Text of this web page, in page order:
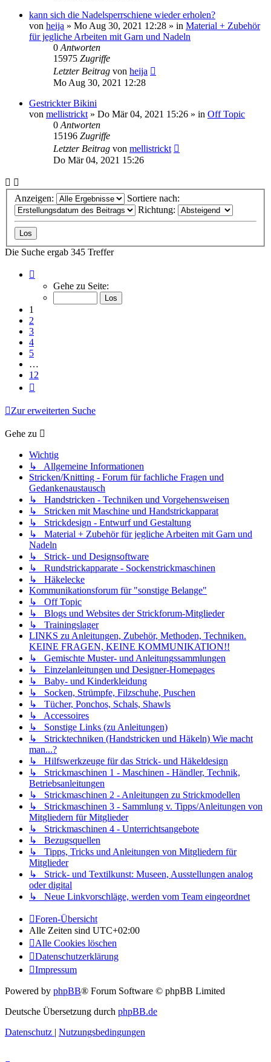
kann sich die Nadelsperrschiene wieder erholen?
von heija » Mo Aug 30, 2021 12:28 » in Material + Zubehör
für jegliche Arbeiten mit Garn und Nadeln
0 Antworten
15975 Zugriffe
Letzter Beitrag von heija
Mo Aug 30, 2021 12:28
Gestrickter Bikini
von mellistrickt » Do Mär 04, 2021 15:26 » in Off Topic
0 Antworten
15196 Zugriffe
Letzter Beitrag von mellistrickt
Do Mär 04, 2021 15:26
Anzeigen:
Sortiere nach:
Richtung:
Die Suche ergab 345 Treffer
von
Gehe zu Seite:
1
2
3
4
5
…
12
Zur erweiterten Suche
Gehe zu
Wichtig
↳ Allgemeine Informationen
Stricken/Knitting - Forum für fachliche Fragen und
Gedankenaustausch
↳ Handstricken - Techniken und Vorgehensweisen
↳ Stricken mit Maschine und Handstrickapparat
↳ Strickdesign - Entwurf und Gestaltung
↳ Material + Zubehör für jegliche Arbeiten mit Garn und
Nadeln
↳ Strick- und Designsoftware
↳ Rundstrickapparate - Sockenstrickmaschinen
↳ Häkelecke
Kommunikationsforum für "sonstige Belange"
↳ Off Topic
↳ Blogs und Websites der Strickforum-Mitglieder
↳ Trainingslager
LINKS zu Anleitungen, Zubehör, Methoden, Techniken.
KEINE FRAGEN, KEINE KOMMUNIKATION!!
↳ Gemischte Muster- und Anleitungssammlungen
↳ Einzelanleitungen und Designer-Homepages
↳ Baby- und Kinderkleidung
↳ Socken, Strümpfe, Filzschuhe, Puschen
↳ Tücher, Ponchos, Schals, Shawls
↳ Accessoires
↳ Sonstige Links (zu Anleitungen)
↳ Stricktechniken (Handstricken und Häkeln) Wie macht
man...?
↳ Hilfswerkzeuge für das Strick- und Häkeldesign
↳ Strickmaschinen 1 - Maschinen - Händler, Technik,
Betriebsanleitungen
↳ Strickmaschinen 2 - Anleitungen zu Strickmodellen
↳ Strickmaschinen 3 - Sammlung v. Tipps/Anleitungen von
Mitgliedern für Mitglieder
↳ Strickmaschinen 4 - Unterrichtsangebote
↳ Bezugsquellen
↳ Tipps, Tricks und Anleitungen von Mitgliedern für
Mitglieder
↳ Strick- und Textilkunst: Museen, Ausstellungen analog
oder digital
↳ Neue Linkvorschläge, werden vom Team eingeordnet
Foren-Übersicht
Alle Zeiten sind UTC+02:00
Alle Cookies löschen
Datenschutzerklärung
Impressum
Powered by phpBB® Forum Software © phpBB Limited
Deutsche Übersetzung durch phpBB.de
Datenschutz
Nutzungsbedingungen